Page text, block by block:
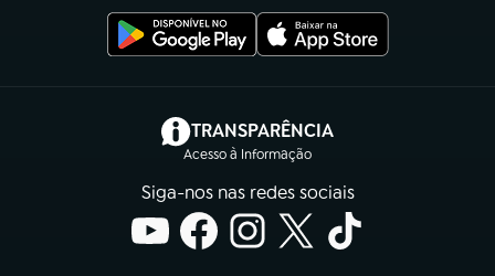
TRANSPARÊNCIA
Acesso à Informação
(abre em nova aba)
Siga-nos nas redes sociais